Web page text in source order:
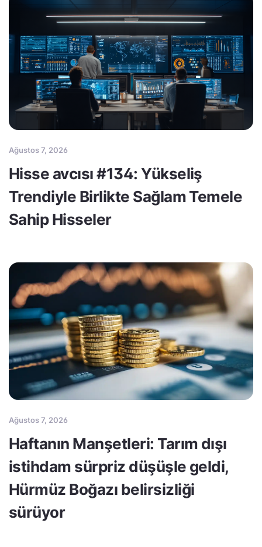
Ağustos 7, 2026
Hisse avcısı #134: Yükseliş
Trendiyle Birlikte Sağlam Temele
Sahip Hisseler
Ağustos 7, 2026
Haftanın Manşetleri: Tarım dışı
istihdam sürpriz düşüşle geldi,
Hürmüz Boğazı belirsizliği
sürüyor